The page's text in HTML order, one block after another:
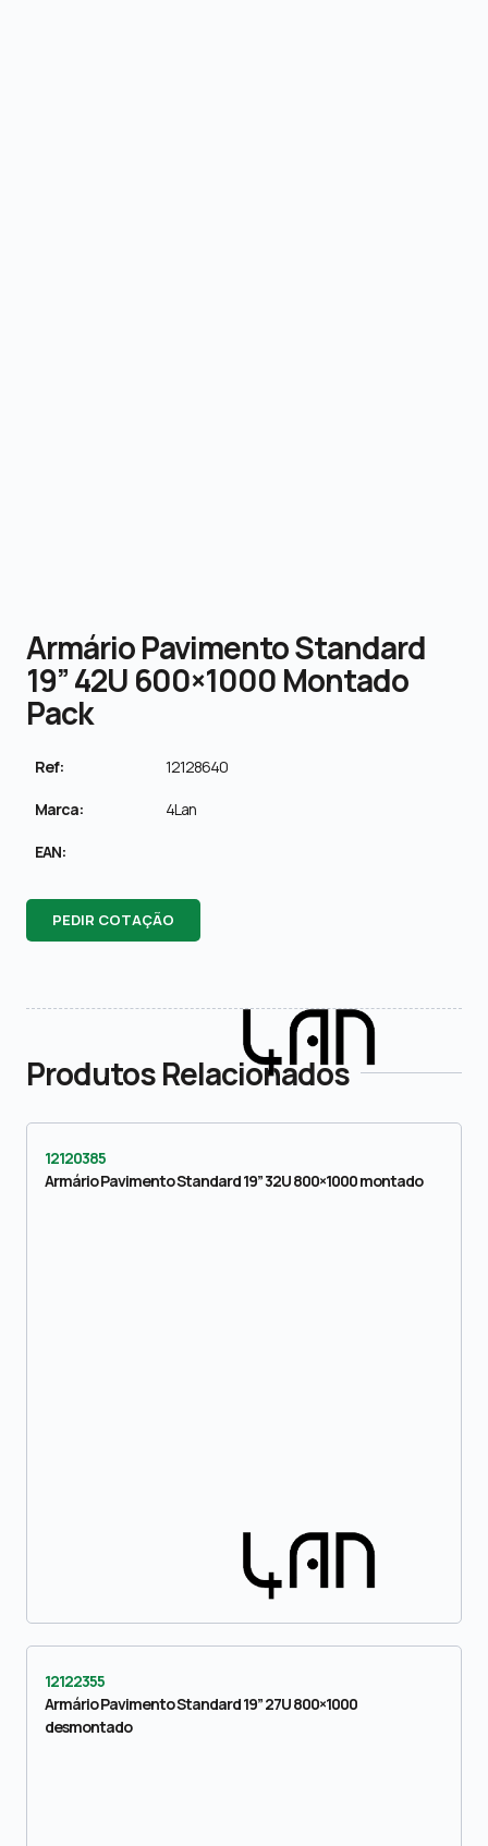
Armário Pavimento Standard
19” 42U 600×1000 Montado
Pack
Ref: 12128640
Marca: 4Lan
EAN:
PEDIR COTAÇÃO
Produtos Relacionados
12120385
Armário Pavimento Standard 19” 32U 800×1000 montado
12122355
Armário Pavimento Standard 19” 27U 800×1000
desmontado